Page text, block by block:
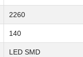
2260
140
LED SMD